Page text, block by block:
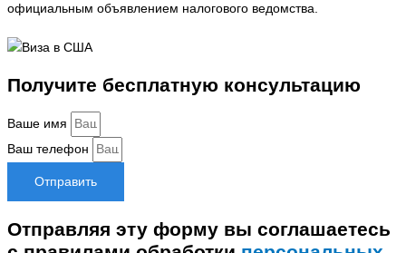
официальным объявлением налогового ведомства.
Получите бесплатную консультацию
Ваше имя
Ваш телефон
Отправить
Отправляя эту форму вы соглашаетесь